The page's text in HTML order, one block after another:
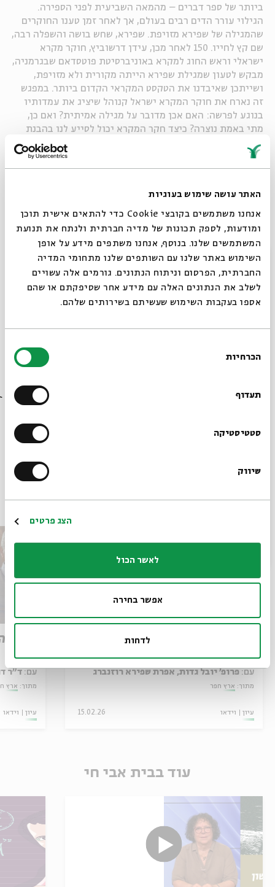
האתר עושה שימוש בעוגיות
אנחנו משתמשים בקובצי Cookie כדי להתאים אישית תוכן
ומודעות, לספק תכונות של מדיה חברתית ולנתח את תנועת
המשתמשים שלנו. בנוסף, אנחנו משתפים מידע על אופן
השימוש באתר שלנו עם השותפים שלנו מתחומי המדיה
החברתית, הפרסום וניתוח הנתונים. גורמים אלה עשויים
לשלב את הנתונים האלה עם מידע אחר שסיפקתם או שהם
אספו בעקבות השימוש שעשיתם בשירותים שלהם.
הסכמה
הכרחיות
תעדוף
סטטיסטיקה
שיווק
הצג פרטים
לאשר הכול
אפשר בחירה
לדחות
ביותר של ספר דברים – מהמאה השביעית לפני הספירה.
הגילוי עורר הדים רבים בעולם, אך לאחר זמן טענו החוקרים
שהמגילה של שפירא מזויפת. שפירא, שחש בושה והשפלה רבה,
שם קץ לחייו. 150 לאחר מכן, עידן דרשוביץ, חוקר מקרא
ישראלי וראש החוג למקרא באוניברסיטת פוטסדאם שבגרמניה,
מבקש לטעון שמגילת שפירא הייתה מקורית ולא מזויפת,
ושייתכן שאיבדנו את הטקסט המקראי הקדום ביותר. במפגש
זה נארח את חוקר המקרא ישראל קנוהל שיציג את עמדותיו
בנוגע לפרשה: האם אכן מדובר על מגילה אמיתית? ואם כן,
מתי באמת נוצרה? כיצד חקר המקרא יכול לסייע לנו בהבנת
התגבשות התורה? ומה ההבדל בין היחס של הפרושים לסוגיה
זו ובין אנשי קומראן? לאחר השיחה יצטרף למפגש פרופ'
דרשוביץ ויגיב לדברים.
מנחה:אפרת שפירא-רוזנברג |ייעוץ אקדמי:ד"ר חגי משגב
אורח: פרופ' ישראל קנוהל, ראש הקתדרה למקרא ע"ש יחזקאל
שיתוף
פרקים נוספים בסדרה
עזבת צרטה ומוצאם של הישראלים
עם: פרופ' יובל גדות, אפרת שפירא רוזנברג
מתוך: ארץ חפר
עיון וידאו 15.02.26
עם: ד"ר
מתוך: ארץ
עיון וידאו
עוד בבית אבי חי
סגור